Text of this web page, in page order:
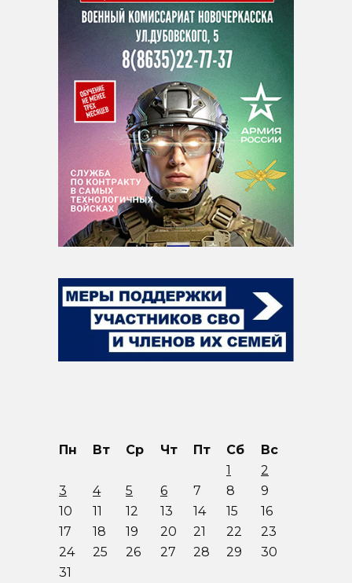
Пн Вт Ср Чт Пт Сб
Вс
1
2
3
4 5 6 7 8
9
10
11 12 13 14 15
16
17
18 19 20 21 22
23
24
25 26 27 28 29
30
31